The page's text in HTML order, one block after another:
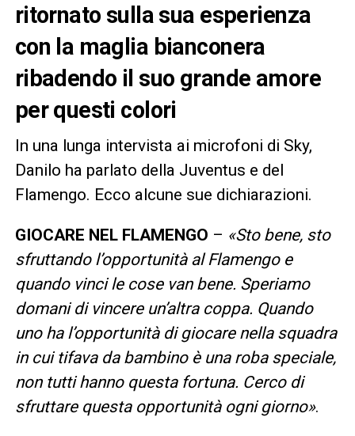
ritornato sulla sua esperienza
con la maglia bianconera
ribadendo il suo grande amore
per questi colori
In una lunga intervista ai microfoni di Sky,
Danilo ha parlato della Juventus e del
Flamengo. Ecco alcune sue dichiarazioni.
GIOCARE NEL FLAMENGO – «Sto bene, sto
sfruttando l’opportunità al Flamengo e
quando vinci le cose van bene. Speriamo
domani di vincere un’altra coppa. Quando
uno ha l’opportunità di giocare nella squadra
in cui tifava da bambino è una roba speciale,
non tutti hanno questa fortuna. Cerco di
sfruttare questa opportunità ogni giorno».